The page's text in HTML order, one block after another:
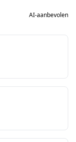
AI-aanbevolen